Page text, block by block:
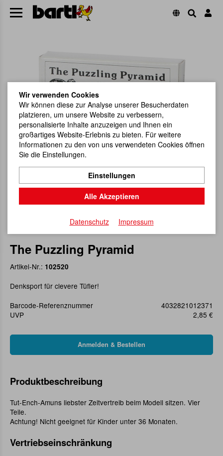
The Puzzling Pyramid
Artikel-Nr.: 102520
Denksport für clevere Tüfler!
Barcode-Referenznummer
4032821012371
UVP
2,85 €
Produktbeschreibung
Tut-Ench-Amuns liebster Zeitvertreib beim Modell sitzen. Vier
Teile.
Achtung! Nicht geeignet für Kinder unter 36 Monaten.
Vertriebseinschränkung
Wir verwenden Cookies
Wir können diese zur Analyse unserer Besucherdaten
platzieren, um unsere Website zu verbessern,
personalisierte Inhalte anzuzeigen und Ihnen ein
großartiges Website-Erlebnis zu bieten. Für weitere
Informationen zu den von uns verwendeten Cookies öffnen
Sie die Einstellungen.
Einstellungen
Alle Akzeptieren
Datenschutz Impressum